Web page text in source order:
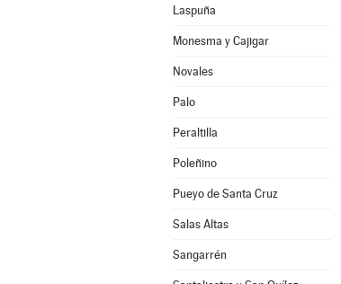
Laspuña
Monesma y Cajigar
Novales
Palo
Peraltilla
Poleñino
Pueyo de Santa Cruz
Salas Altas
Sangarrén